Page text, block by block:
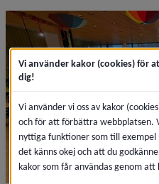
Vi använder kakor (cookies) för
dig!
Vi använder vi oss av kakor
och för att förbättra webbplatsen.
nyttiga funktioner som till
det känns okej och att du
kakor som får användas genom att